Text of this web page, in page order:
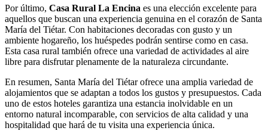
Por último, Casa Rural La Encina es una elección excelente para
aquellos que buscan una experiencia genuina en el corazón de Santa
María del Tiétar. Con habitaciones decoradas con gusto y un
ambiente hogareño, los huéspedes podrán sentirse como en casa.
Esta casa rural también ofrece una variedad de actividades al aire
libre para disfrutar plenamente de la naturaleza circundante.
En resumen, Santa María del Tiétar ofrece una amplia variedad de
alojamientos que se adaptan a todos los gustos y presupuestos. Cada
uno de estos hoteles garantiza una estancia inolvidable en un
entorno natural incomparable, con servicios de alta calidad y una
hospitalidad que hará de tu visita una experiencia única.